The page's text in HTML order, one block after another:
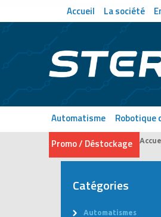
Accueil La société
Automatisme Robotique
Promo / Déstockage
Catégories
Automatismes